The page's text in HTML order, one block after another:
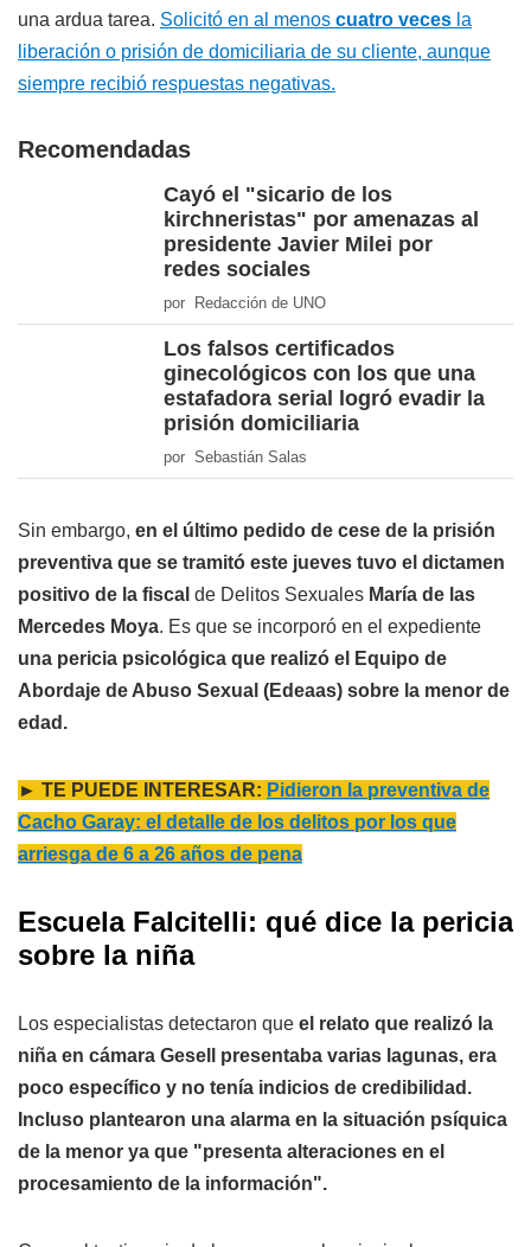
una ardua tarea. Solicitó en al menos cuatro veces la
liberación o prisión de domiciliaria de su cliente, aunque
siempre recibió respuestas negativas.
Recomendadas
Cayó el "sicario de los
kirchneristas" por amenazas al
presidente Javier Milei por
redes sociales
por Redacción de UNO
Los falsos certificados
ginecológicos con los que una
estafadora serial logró evadir la
prisión domiciliaria
por Sebastián Salas
Sin embargo, en el último pedido de cese de la prisión
preventiva que se tramitó este jueves tuvo el dictamen
positivo de la fiscal de Delitos Sexuales María de las
Mercedes Moya. Es que se incorporó en el expediente
una pericia psicológica que realizó el Equipo de
Abordaje de Abuso Sexual (Edeaas) sobre la menor de
edad.
► TE PUEDE INTERESAR: Pidieron la preventiva de
Cacho Garay: el detalle de los delitos por los que
arriesga de 6 a 26 años de pena
Escuela Falcitelli: qué dice la pericia
sobre la niña
Los especialistas detectaron que el relato que realizó la
niña en cámara Gesell presentaba varias lagunas, era
poco específico y no tenía indicios de credibilidad.
Incluso plantearon una alarma en la situación psíquica
de la menor ya que "presenta alteraciones en el
procesamiento de la información".